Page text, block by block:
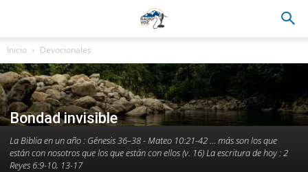
Inicio Devocionales
Bondad invisible
La Biblia en un año : Génesis 36–38 - Mateo 10:21-42 … más son los que
están con nosotros que los que están con ellos (v. 16) La escritura de hoy : 2
Reyes 6:9-10, 13-17